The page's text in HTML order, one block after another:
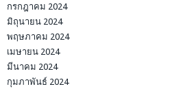
กรกฎาคม 2024
มิถุนายน 2024
พฤษภาคม 2024
เมษายน 2024
มีนาคม 2024
กุมภาพันธ์ 2024